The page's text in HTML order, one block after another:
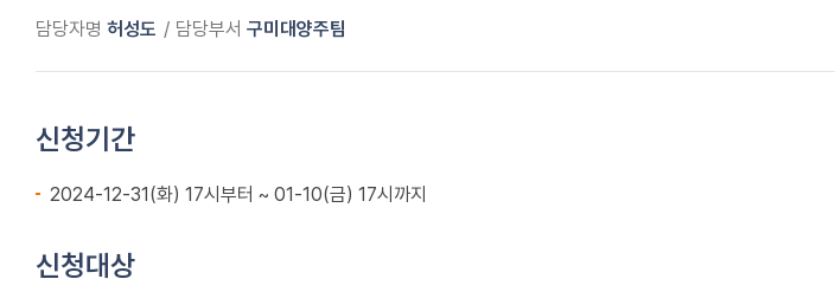
담당자명 허성도 담당부서 구미대양주팀
신청기간
2024-12-31(화) 17시부터 ~ 01-10(금) 17시까지
신청대상